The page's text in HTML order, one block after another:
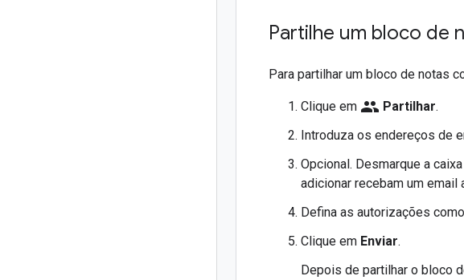
Partilhe um bloco de
Para partilhar um bloco de notas
Clique em group Partilhar.
Introduza os endereços de
Opcional. Desmarque a
adicionar recebam um
Defina as autorizações como
Clique em Enviar.
Depois de partilhar o bloco